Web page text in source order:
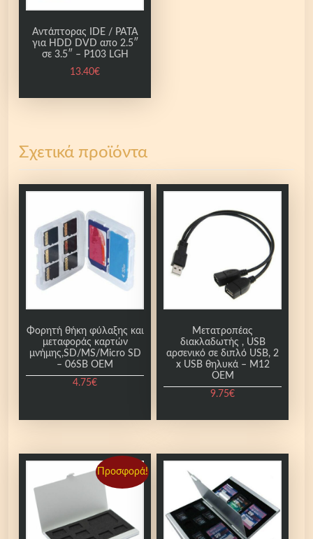
Αντάπτορας IDE / PATA
για HDD DVD απο 2.5″
σε 3.5″ – P103 LGH
13.40€
Σχετικά προϊόντα
Φορητή θήκη φύλαξης και
μεταφοράς καρτών
μνήμης,SD/MS/Micro SD
– 06SB OEM
4.75€
Μετατροπέας
διακλαδωτής , USB
αρσενικό σε διπλό USB, 2
x USB θηλυκά – M12
OEM
9.75€
Προσφορά!